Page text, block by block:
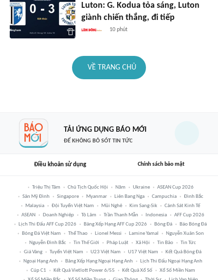
Luton: G. Kodua tỏa sáng, Luton
giành chiến thắng, đi tiếp
10 phút
VỀ TRANG CHỦ
TẢI ỨNG DỤNG BÁO MỚI
ĐỂ KHÔNG BỎ SÓT TIN TỨC
Điều khoản sử dụng Chính sách bảo mật
Triệu Thị Tâm Chủ Tịch Quốc Hội Năm Ukraine
ASEAN Cup 2026
Sân Mỹ Đình
Singapore Myanmar Liên Bang Nga Campuchia
Đình Bắc
Malaysia
Đội Tuyển Việt Nam Mũi Nghê Kim Sang-Sik
Cảnh Sát Kinh Tế
ASEAN
Doanh Nghiệp Tô Lâm Trần Thanh Mẫn Indonesia
AFF Cup 2026
Lịch Thi Đấu AFF Cup 2026
Bảng Xếp Hạng AFF Cup 2026 Bóng Đá
Báo Bóng Đá
Bóng Đá Việt Nam
Thể Thao Lionel Messi Lamine Yamal
Nguyễn Xuân Son
Nguyễn Đình Bắc
Tin Thế Giới Pháp Luật Xã Hội Tin Bão
Tin Tức
Giá Vàng
Tuyển Việt Nam U23 Việt Nam U17 Việt Nam
Kết Quả Bóng Đá
Ngoại Hạng Anh
Bảng Xếp Hạng Ngoại Hạng Anh
Lịch Thi Đấu Ngoại Hạng Anh
Cúp C1
Kết Quả Vietlott Power 6/55 Kết Quả Xổ Số
Xổ Số Miền Nam